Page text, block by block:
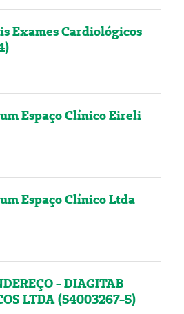
Exames Cardiológicos
Espaço Clínico Eireli
Espaço Clínico Ltda
- DIAGITAB
LTDA (54003267-5)